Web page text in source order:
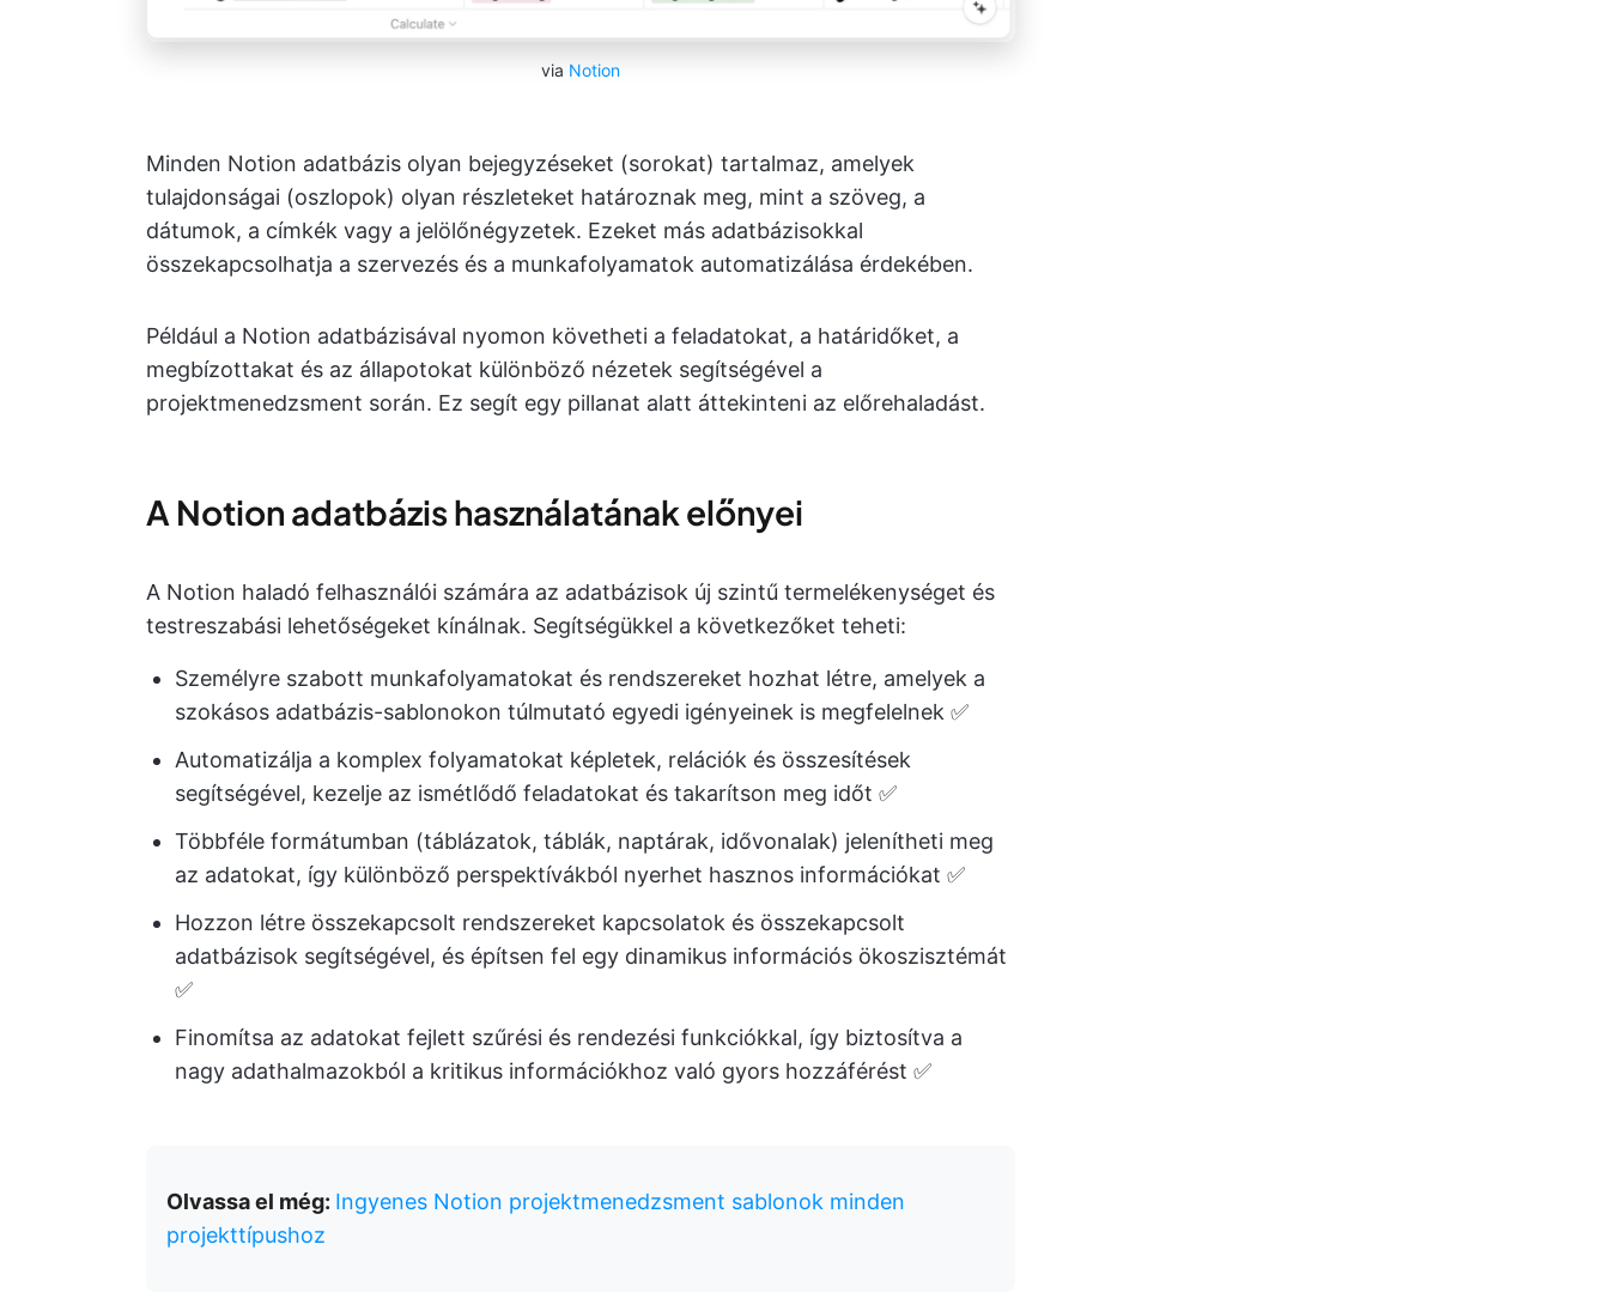
via Notion
Minden Notion adatbázis olyan bejegyzéseket (sorokat) tartalmaz, amelyek
tulajdonságai (oszlopok) olyan részleteket határoznak meg, mint a szöveg, a
dátumok, a címkék vagy a jelölőnégyzetek. Ezeket más adatbázisokkal
összekapcsolhatja a szervezés és a munkafolyamatok automatizálása érdekében.
Például a Notion adatbázisával nyomon követheti a feladatokat, a határidőket, a
megbízottakat és az állapotokat különböző nézetek segítségével a
projektmenedzsment során. Ez segít egy pillanat alatt áttekinteni az előrehaladást.
A Notion adatbázis használatának előnyei
A Notion haladó felhasználói számára az adatbázisok új szintű termelékenységet és
testreszabási lehetőségeket kínálnak. Segítségükkel a következőket teheti:
Személyre szabott munkafolyamatokat és rendszereket hozhat létre, amelyek a
szokásos adatbázis-sablonokon túlmutató egyedi igényeinek is megfelelnek ✅
Automatizálja a komplex folyamatokat képletek, relációk és összesítések
segítségével, kezelje az ismétlődő feladatokat és takarítson meg időt ✅
Többféle formátumban (táblázatok, táblák, naptárak, idővonalak) jelenítheti meg
az adatokat, így különböző perspektívákból nyerhet hasznos információkat ✅
Hozzon létre összekapcsolt rendszereket kapcsolatok és összekapcsolt
adatbázisok segítségével, és építsen fel egy dinamikus információs ökoszisztémát
✅
Finomítsa az adatokat fejlett szűrési és rendezési funkciókkal, így biztosítva a
nagy adathalmazokból a kritikus információkhoz való gyors hozzáférést ✅
Olvassa el még: Ingyenes Notion projektmenedzsment sablonok minden
projekttípushoz